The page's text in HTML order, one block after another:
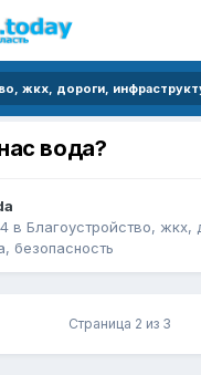
вода?
в Благоустройство, жкх,
безопасность
Страница 2 из 3